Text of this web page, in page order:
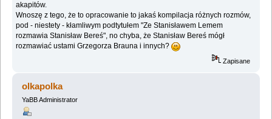
akapitów.
Wnoszę z tego, że to opracowanie to jakaś kompilacja różnych rozmów,
pod - niestety - kłamliwym podtytułem "Ze Stanisławem Lemem
rozmawia Stanisław Bereś", no chyba, że Stanisław Bereś mógł
rozmawiać ustami Grzegorza Brauna i innych?
Zapisane
olkapolka
YaBB Administrator